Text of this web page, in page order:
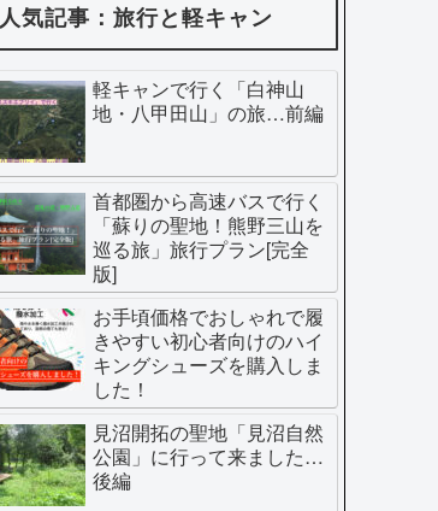
人気記事：旅行と軽キャン
軽キャンで行く「白神山
地・八甲田山」の旅…前編
首都圏から高速バスで行く
「蘇りの聖地！熊野三山を
巡る旅」旅行プラン[完全
版]
お手頃価格でおしゃれで履
きやすい初心者向けのハイ
キングシューズを購入しま
した！
見沼開拓の聖地「見沼自然
公園」に行って来ました…
後編